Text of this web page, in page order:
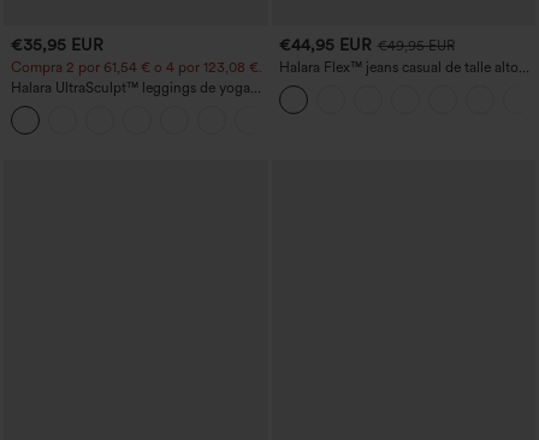
€35,95 EUR
Compra 2 por 61,54 € o 4 por 123,08 €.
Halara UltraSculpt™ leggings de yoga
bootcut de talle alto con control
abdominal, efecto moldeador y bolsillos
€44,95 EUR €49,95 EUR
Halara Flex™ jeans casual de talle alto
con bolsillos, pierna recta y lavados